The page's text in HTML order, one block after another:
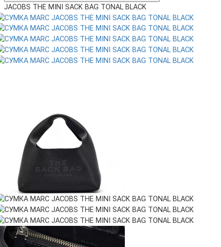
JACOBS THE MINI SACK BAG TONAL BLACK